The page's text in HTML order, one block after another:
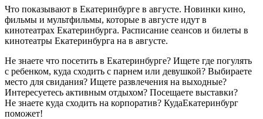
Что показывают в Екатеринбурге в августе. Новинки кино,
фильмы и мультфильмы, которые в августе идут в
кинотеатрах Екатеринбурга. Расписание сеансов и билеты в
кинотеатры Екатеринбурга на в августе.
Не знаете что посетить в Екатеринбурге? Ищете где погулять
с ребенком, куда сходить с парнем или девушкой? Выбираете
место для свидания? Ищете развлечения на выходные?
Интересуетесь активным отдыхом? Посещаете выставки?
Не знаете куда сходить на корпоратив? КудаЕкатеринбург
поможет!